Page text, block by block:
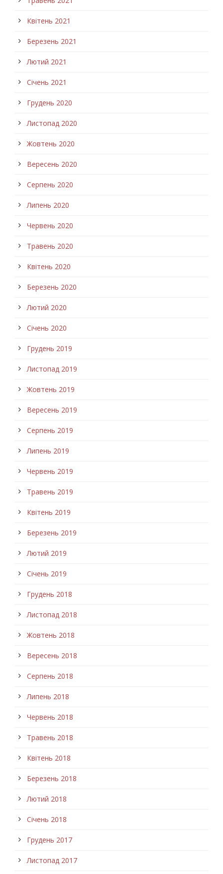
Квітень 2021
Березень 2021
Лютий 2021
Січень 2021
Грудень 2020
Листопад 2020
Жовтень 2020
Вересень 2020
Серпень 2020
Липень 2020
Червень 2020
Травень 2020
Квітень 2020
Березень 2020
Лютий 2020
Січень 2020
Грудень 2019
Листопад 2019
Жовтень 2019
Вересень 2019
Серпень 2019
Липень 2019
Червень 2019
Травень 2019
Квітень 2019
Березень 2019
Лютий 2019
Січень 2019
Грудень 2018
Листопад 2018
Жовтень 2018
Вересень 2018
Серпень 2018
Липень 2018
Червень 2018
Травень 2018
Квітень 2018
Березень 2018
Лютий 2018
Січень 2018
Грудень 2017
Листопад 2017